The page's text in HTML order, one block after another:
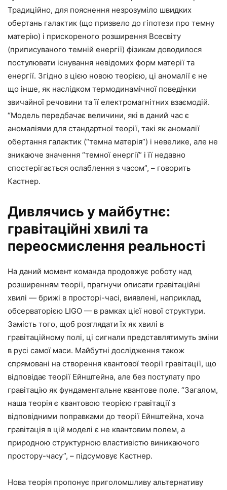
Традиційно, для пояснення незрозуміло швидких
обертань галактик (що призвело до гіпотези про темну
матерію) і прискореного розширення Всесвіту
(приписуваного темній енергії) фізикам доводилося
постулювати існування невідомих форм матерії та
енергії. Згідно з цією новою теорією, ці аномалії є не
що інше, як наслідком термодинамічної поведінки
звичайної речовини та її електромагнітних взаємодій.
“Модель передбачає величини, які в даний час є
аномаліями для стандартної теорії, такі як аномалії
обертання галактик (“темна матерія”) і невелике, але не
зникаюче значення “темної енергії” і її недавно
спостерігається ослаблення з часом”, – говорить
Кастнер.
Дивлячись у майбутнє:
гравітаційні хвилі та
переосмислення реальності
На даний момент команда продовжує роботу над
розширенням теорії, прагнучи описати гравітаційні
хвилі — брижі в просторі-часі, виявлені, наприклад,
обсерваторією LIGO — в рамках цієї нової структури.
Замість того, щоб розглядати їх як хвилі в
гравітаційному полі, ці сигнали представлятимуть зміни
в русі самої маси. Майбутні дослідження також
спрямовані на створення квантової теорії гравітації, що
відповідає теорії Ейнштейна, але без постулату про
гравітацію як фундаментальне квантове поле. “Загалом,
наша теорія є квантовою теорією гравітації з
відповідними поправками до теорії Ейнштейна, хоча
гравітація в цій моделі є не квантовим полем, а
природною структурною властивістю виникаючого
простору-часу”, – підсумовує Кастнер.
Нова теорія пропонує приголомшливу альтернативу